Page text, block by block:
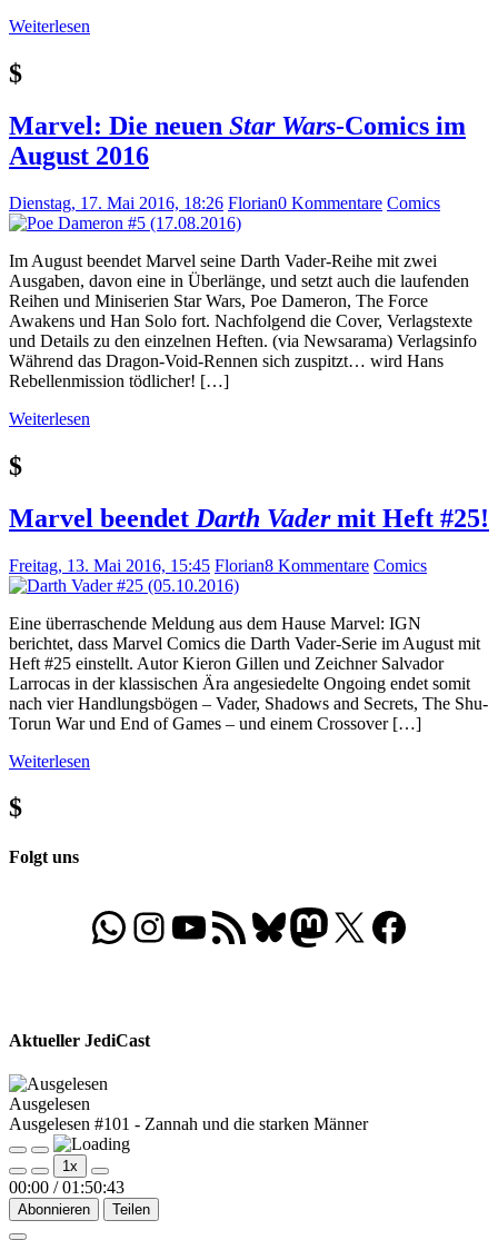
Weiterlesen
$
Marvel: Die neuen Star Wars-Comics im
August 2016
Dienstag, 17. Mai 2016, 18:26 Florian0 Kommentare Comics
Im August beendet Marvel seine Darth Vader-Reihe mit zwei
Ausgaben, davon eine in Überlänge, und setzt auch die laufenden
Reihen und Miniserien Star Wars, Poe Dameron, The Force
Awakens und Han Solo fort. Nachfolgend die Cover, Verlagstexte
und Details zu den einzelnen Heften. (via Newsarama) Verlagsinfo
Während das Dragon-Void-Rennen sich zuspitzt… wird Hans
Rebellenmission tödlicher! […]
Weiterlesen
$
Marvel beendet Darth Vadermit Heft #25!
Freitag, 13. Mai 2016, 15:45 Florian8 Kommentare Comics
Eine überraschende Meldung aus dem Hause Marvel: IGN
berichtet, dass Marvel Comics die Darth Vader-Serie im August mit
Heft #25 einstellt. Autor Kieron Gillen und Zeichner Salvador
Larrocas in der klassischen Ära angesiedelte Ongoing endet somit
nach vier Handlungsbögen – Vader, Shadows and Secrets, The Shu-
Torun War und End of Games – und einem Crossover […]
Weiterlesen
$
Folgt uns
WhatsApp
Folgt uns auf Instagram
Besucht unseren YouTube-Kanal
RSS-FeedBluesky
Folgt uns auf Mastodon
X Folgt uns auf
Aktueller JediCast
Ausgelesen
Ausgelesen #101 - Zannah und die starken Männer
Play
Episode
Pause
Episode
1x
00:00 / 01:50:43
Abonnieren Teilen